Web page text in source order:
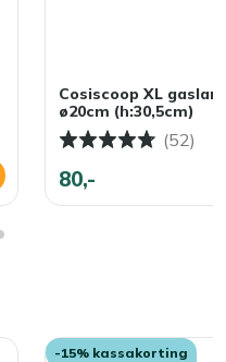
Cosiscoop XL
ø20cm (h:30,5cm)
(52)
80,-
-15% kassakorting